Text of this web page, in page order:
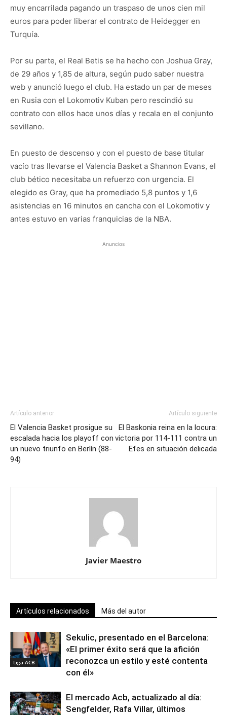
muy encarrilada pagando un traspaso de unos cien mil
euros para poder liberar el contrato de Heidegger en
Turquía.
Por su parte, el Real Betis se ha hecho con Joshua Gray,
de 29 años y 1,85 de altura, según pudo saber nuestra
web y anunció luego el club. Ha estado un par de meses
en Rusia con el Lokomotiv Kuban pero rescindió su
contrato con ellos hace unos días y recala en el conjunto
sevillano.
En puesto de descenso y con el puesto de base titular
vacío tras llevarse el Valencia Basket a Shannon Evans, el
club bético necesitaba un refuerzo con urgencia. El
elegido es Gray, que ha promediado 5,8 puntos y 1,6
asistencias en 16 minutos en cancha con el Lokomotiv y
antes estuvo en varias franquicias de la NBA.
Anuncios
Artículo anterior
El Valencia Basket prosigue su
escalada hacia los playoff con
un nuevo triunfo en Berlín (88-
94)
Artículo siguiente
El Baskonia reina en la locura:
victoria por 114-111 contra un
Efes en situación delicada
Javier Maestro
Artículos relacionados Más del autor
Liga ACB
Sekulic, presentado en el Barcelona:
«El primer éxito será que la afición
reconozca un estilo y esté contenta
con él»
El mercado Acb, actualizado al día:
Sengfelder, Rafa Villar, últimos